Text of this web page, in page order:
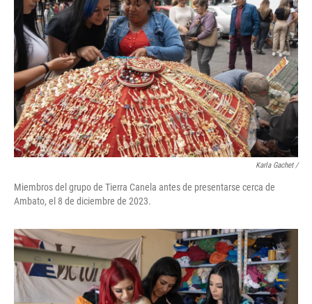
Karla Gachet/
Miembros del grupo de Tierra Canela antes de presentarse cerca de
Ambato, el 8 de diciembre de 2023.